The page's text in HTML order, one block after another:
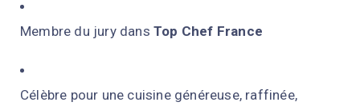
Membre du jury dans Top Chef France
Célèbre pour une cuisine généreuse, raffinée,